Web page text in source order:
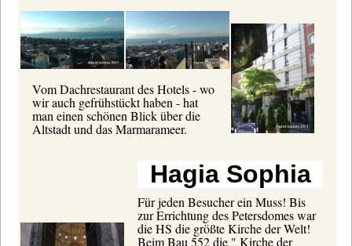
Vom Dachrestaurant des Hotels - wo
wir auch gefrühstückt haben - hat
man einen schönen Blick über die
Altstadt und das Marmarameer.
Hagia Sophia
Für jeden Besucher ein Muss! Bis
zur Errichtung des Petersdomes war
die HS die größte Kirche der Welt!
Beim Bau 552 die " Kirche der